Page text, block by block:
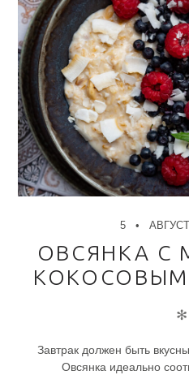
5
ОВСЯНКА С
✻
Завтрак должен быть
Овсянка идеально